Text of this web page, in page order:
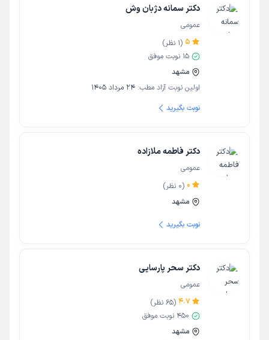
دکتر سمانه دژبان وش
عمومی
5
(
1 نظر)
15 نوبت موفق
مشهد
اولین نوبت آزاد مطب: 24 مرداد 1405
نوبت بگیرید
دکتر فاطمه ملازاده
عمومی
0
(
0 نظر)
مشهد
نوبت بگیرید
دکتر سحر پارسایی
عمومی
4.7
(
65 نظر)
450 نوبت موفق
مشهد